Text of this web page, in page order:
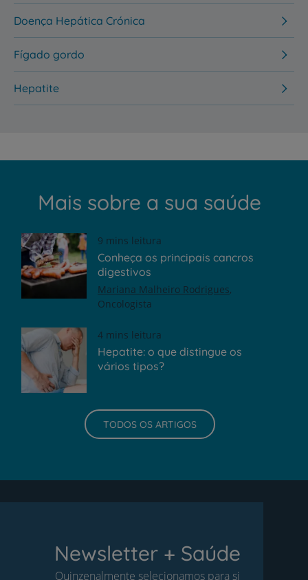
Doença Hepática Crónica
Fígado gordo
Hepatite
Mais sobre a sua saúde
9 mins leitura
Conheça os principais cancros
digestivos
Mariana Malheiro Rodrigues
Oncologista
4 mins leitura
Hepatite: o que distingue os
vários tipos?
TODOS OS ARTIGOS
Newsletter + Saúde
Quinzenalmente selecionamos para si